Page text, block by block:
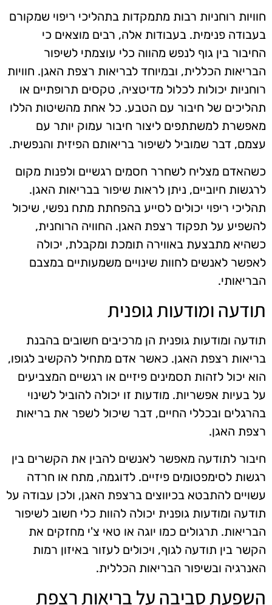
חוויות רוחניות רבות מתמקדות בתהליכי ריפוי שמקורם
בעבודה פנימית. בעבודות אלה, רבים מוצאים כי
החיבור בין גוף לנפש מהווה כלי עוצמתי לשיפור
הבריאות הכללית, ובמיוחד לבריאות רצפת האגן. חוויות
רוחניות יכולות לכלול מדיטציה, טקסים תרופתיים או
תהליכים של חיבור עם הטבע. כל אחת מהשיטות הללו
מאפשרת למשתתפים ליצור חיבור עמוק יותר עם
עצמם, דבר שמוביל לשיפור בריאותם הפיזית והנפשית.
כשהאדם מצליח לשחרר חסמים רגשיים ולפנות מקום
לרגשות חיוביים, ניתן לראות שיפור בבריאות האגן.
תהליכי ריפוי יכולים לסייע בהפחתת מתח נפשי, שיכול
להשפיע על תפקוד רצפת האגן. החוויה הרוחנית,
כשהיא מתבצעת באווירה תומכת ומקבלת, יכולה
לאפשר לאנשים לחוות שינויים משמעותיים במצבם
הבריאותי.
תודעה ומודעות גופנית
תודעה ומודעות גופנית הן מרכיבים חשובים בהבנת
בריאות רצפת האגן. כאשר אדם מתחיל להקשיב לגופו,
הוא יכול לזהות תסמינים פיזיים או רגשיים המצביעים
על בעיות אפשריות. מודעות זו יכולה להוביל לשינוי
בהרגלים ובכללי החיים, דבר שיכול לשפר את בריאות
רצפת האגן.
חיבור לתודעה מאפשר לאנשים להבין את הקשרים בין
רגשות לסימפטומים פיזיים. לדוגמה, מתח או חרדה
עשויים להתבטא בכיווצים ברצפת האגן, ולכן עבודה על
תודעה ומודעות גופנית יכולה להוות כלי חשוב לשיפור
הבריאות. תרגולים כמו יוגה או טאי צ'י מחזקים את
הקשר בין תודעה לגוף, ויכולים לעזור באיזון רמות
האנרגיה ובשיפור הבריאות הכללית.
השפעת סביבה על בריאות רצפת